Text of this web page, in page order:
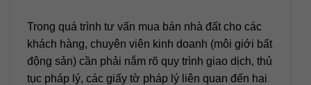
Trong quá trình tư vấn mua bán nhà đất cho các
khách hàng, chuyên viên kinh doanh (môi giới bất
động sản) cần phải nắm rõ quy trình giao dịch, thủ
tục pháp lý, các giấy tờ pháp lý liên quan đến hai